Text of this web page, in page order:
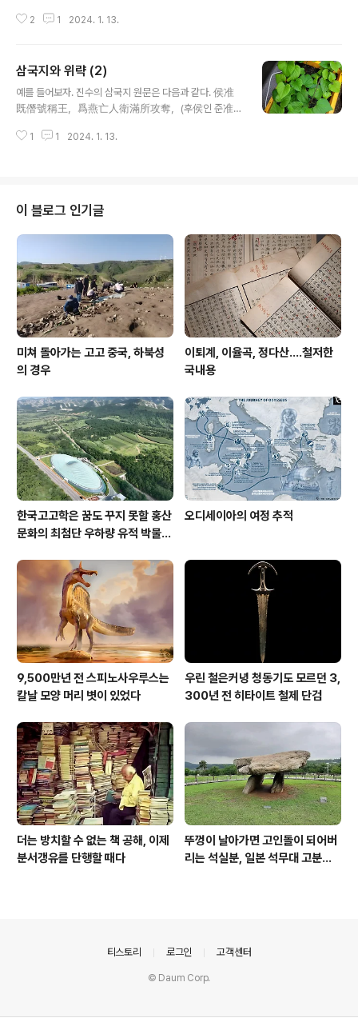
5430이다"라고 써놨으니, 신숙주가 도일한 15세기에 이
양반이다. 헤이안시대까지도 한국과 일본의 1리는 거의 비
슷한 거리로 일본의 1리가 우리 1리와 비슷했다고 하니, 헤
이안시대가 종언을 고한 12세기부터 15세기 사이, 300년
고 치더라도 이해가 쉽게 가는 것은 아니다. 10-20프로 늘
2 1 2024. 1. 13.
삼국지와 위략 (2)
예를 들어보자. 진수의 삼국지 원문은 다음과 같다. 侯准
既僭號稱王，爲燕亡人衛滿所攻奪，(후侯인 준准이
만衛滿한테 공파되었다.) 여기다가 배송지는 아래와 같은
禮西說燕，燕止之，不攻。後子孫稍驕虐，燕乃遣
將秦開攻其西方，取地二千餘里，至滿番汗爲界，
朝鮮遂弱。及秦並天下，使蒙恬築長城，到遼東。
時朝鮮王否立，畏秦襲之，略服屬秦，不肯朝會。
否死，其子准立。二十餘年而陳、項起，天下亂，
燕、齊、趙民愁苦，稍稍亡往准，准乃置之於西
方。及漢以盧綰爲燕王，朝鮮與燕界於浿水。及綰
反，入匈奴，燕人衛滿亡命，爲胡服，東度浿水，
詣准降，說准求居西界，（故）中國亡命爲朝鮮籓
屏。准信寵之，拜爲博士，賜以圭..
1 1 2024. 1. 13.
이 블로그 인기글
미쳐 돌아가는 고고 중국, 하북성
의 경우
이퇴계, 이율곡, 정다산....철저한
국내용
한국고고학은 꿈도 꾸지 못할 홍산
문화의 최첨단 우하량 유적 박물관
오디세이아의 여정 추적
9,500만년 전 스피노사우루스는
칼날 모양 머리 볏이 있었다
우린 철은커녕 청동기도 모르던 3,
300년 전 히타이트 철제 단검
더는 방치할 수 없는 책 공해, 이제
분서갱유를 단행할 때다
뚜껑이 날아가면 고인돌이 되어버
리는 석실분, 일본 석무대 고분의
티스토리 로그인 고객센터
© Daum Corp.